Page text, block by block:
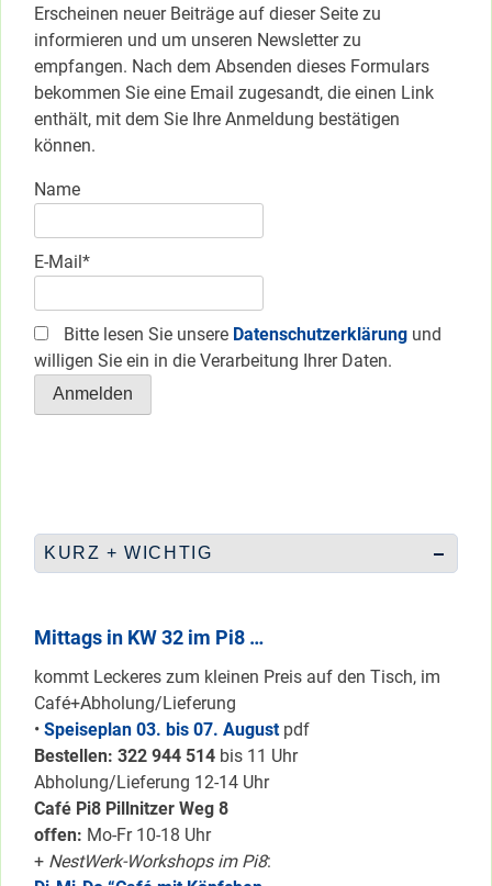
Erscheinen neuer Beiträge auf dieser Seite zu
informieren und um unseren Newsletter zu
empfangen. Nach dem Absenden dieses Formulars
bekommen Sie eine Email zugesandt, die einen Link
enthält, mit dem Sie Ihre Anmeldung bestätigen
können.
Name
E-Mail*
Bitte lesen Sie unsere Datenschutzerklärung und
willigen Sie ein in die Verarbeitung Ihrer Daten.
KURZ + WICHTIG
Mittags in KW 32 im Pi8 …
kommt Leckeres zum kleinen Preis auf den Tisch, im
Café+Abholung/Lieferung
• Speiseplan 03. bis 07. August pdf
Bestellen: 322 944 514 bis 11 Uhr
Abholung/Lieferung 12-14 Uhr
Café Pi8 Pillnitzer Weg 8
offen: Mo-Fr 10-18 Uhr
+ NestWerk-Workshops im Pi8: